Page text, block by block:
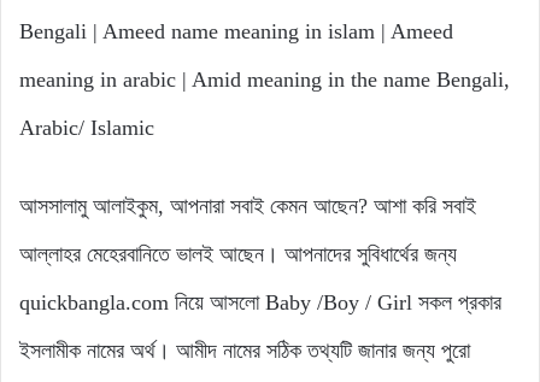
Bengali | Ameed name meaning in islam | Ameed
meaning in arabic | Amid meaning in the name Bengali,
Arabic/ Islamic
আসসালামু আলাইকুম, আপনারা সবাই কেমন আছেন? আশা করি সবাই
আল্লাহর মেহেরবানিতে ভালই আছেন। আপনাদের সুবিধার্থের জন্য
quickbangla.com নিয়ে আসলো Baby /Boy / Girl সকল প্রকার
ইসলামীক নামের অর্থ। আমীদ নামের সঠিক তথ্যটি জানার জন্য পুরো